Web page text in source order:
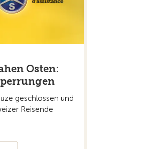
Osten:
geschlossen und
Reisende